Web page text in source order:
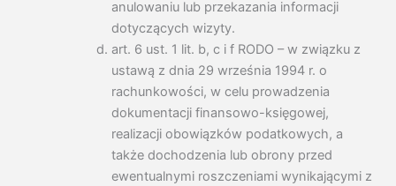
anulowaniu lub przekazania informacji
dotyczących wizyty.
art. 6 ust. 1 lit. b, c i f RODO – w związku z
ustawą z dnia 29 września 1994 r. o
rachunkowości, w celu prowadzenia
dokumentacji finansowo-księgowej,
realizacji obowiązków podatkowych, a
także dochodzenia lub obrony przed
ewentualnymi roszczeniami wynikającymi z